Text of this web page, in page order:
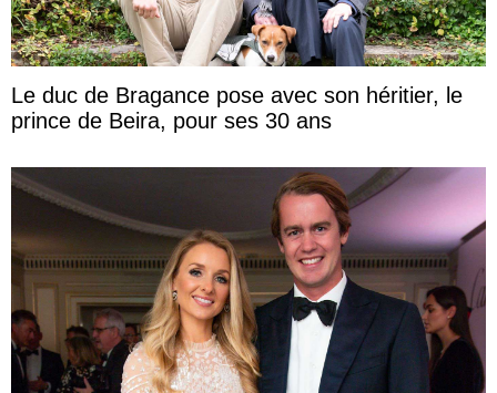
Le duc de Bragance pose avec son héritier, le
prince de Beira, pour ses 30 ans